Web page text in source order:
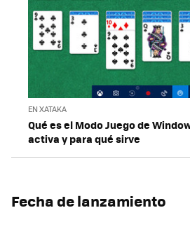
EN XATAKA
Qué es el Modo Juego de
activa y para qué sirve
Fecha de lanzamiento